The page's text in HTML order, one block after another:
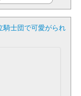
騎士団で可愛がられ